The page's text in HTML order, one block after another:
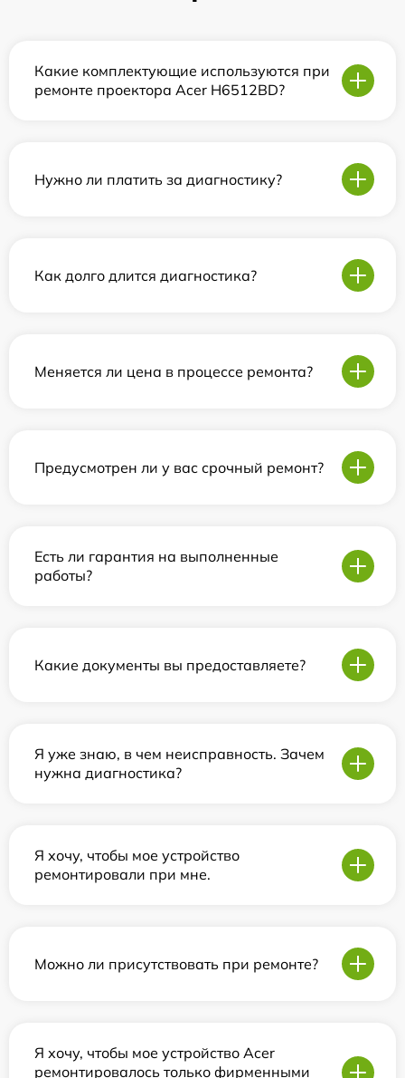
Какие комплектующие используются при
ремонте проектора Acer H6512BD?
Нужно ли платить за диагностику?
Как долго длится диагностика?
Меняется ли цена в процессе ремонта?
Предусмотрен ли у вас срочный ремонт?
Есть ли гарантия на выполненные
работы?
Какие документы вы предоставляете?
Я уже знаю, в чем неисправность. Зачем
нужна диагностика?
Я хочу, чтобы мое устройство
ремонтировали при мне.
Можно ли присутствовать при ремонте?
Я хочу, чтобы мое устройство Acer
ремонтировалось только фирменными